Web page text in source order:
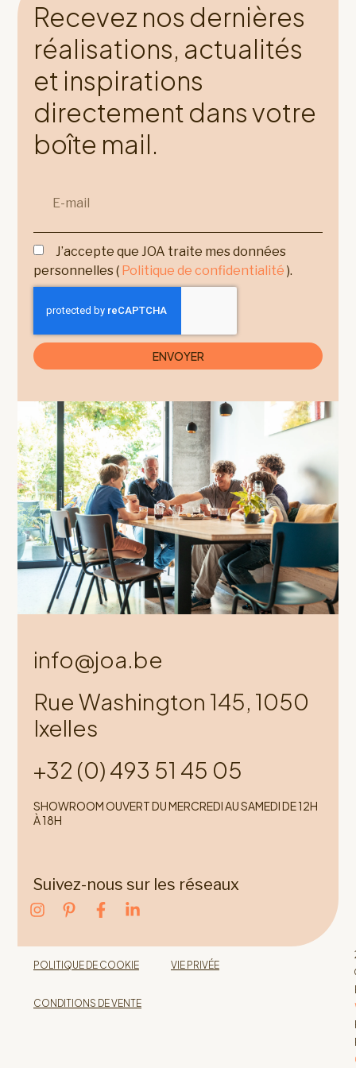
Recevez nos dernières
réalisations, actualités
et inspirations
directement dans votre
boîte mail.
J’accepte que JOA traite mes données
personnelles ( Politique de confidentialité ).
ENVOYER
info@joa.be
Rue Washington 145, 1050
Ixelles
+32 (0) 493 51 45 05
SHOWROOM OUVERT DU MERCREDI AU SAMEDI DE 12H
À 18H
Suivez-nous sur les réseaux
POLITIQUE DE COOKIE VIE PRIVÉE
CONDITIONS DE VENTE